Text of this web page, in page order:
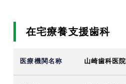
在宅療養支援歯科
山崎歯科医院